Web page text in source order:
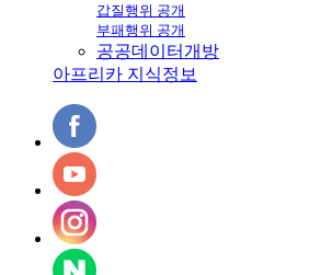
갑질행위 공개
부패행위 공개
공공데이터개방
아프리카 지식정보